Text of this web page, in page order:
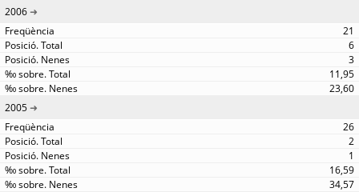
2006
21
6
3
11,95
23,60
2005
26
2
1
16,59
34,57